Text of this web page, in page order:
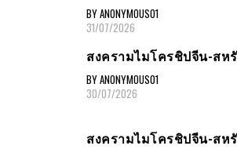
BY ANONYMOUS01
31/07/2026
สงครามไมโครชิปจีน-สห
BY ANONYMOUS01
30/07/2026
สงครามไมโครชิปจีน-สห